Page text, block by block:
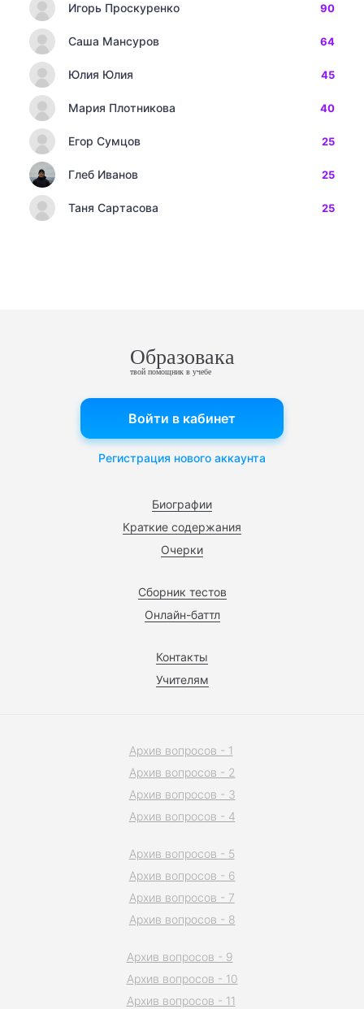
Игорь Проскуренко 90
Саша Мансуров 64
Юлия Юлия 45
Мария Плотникова 40
Егор Сумцов 25
Глеб Иванов 25
Таня Сартасова 25
Образовака
твой помощник в учебе
Биографии
Краткие содержания
Очерки
Сборник тестов
Онлайн-баттл
Контакты
Учителям
Войти в кабинет
Регистрация нового аккаунта
Архив вопросов - 1
Архив вопросов - 2
Архив вопросов - 3
Архив вопросов - 4
Архив вопросов - 5
Архив вопросов - 6
Архив вопросов - 7
Архив вопросов - 8
Архив вопросов - 9
Архив вопросов - 10
Архив вопросов - 11